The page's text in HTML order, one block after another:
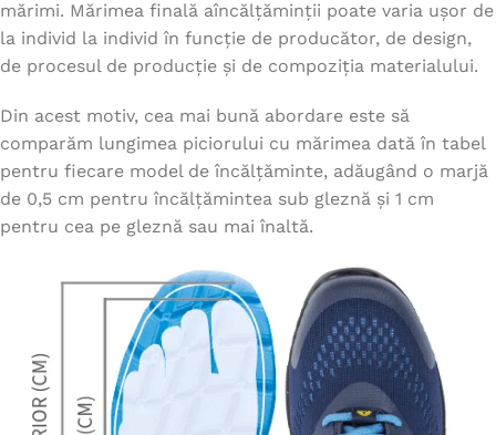
mărimi. Mărimea finală aîncălțăminții poate varia ușor de
la individ la individ în funcție de producător, de design,
de procesul de producție și de compoziția materialului.
Din acest motiv, cea mai bună abordare este să
comparăm lungimea piciorului cu mărimea dată în tabel
pentru fiecare model de încălțăminte, adăugând o marjă
de 0,5 cm pentru încălțămintea sub gleznă și 1 cm
pentru cea pe gleznă sau mai înaltă.